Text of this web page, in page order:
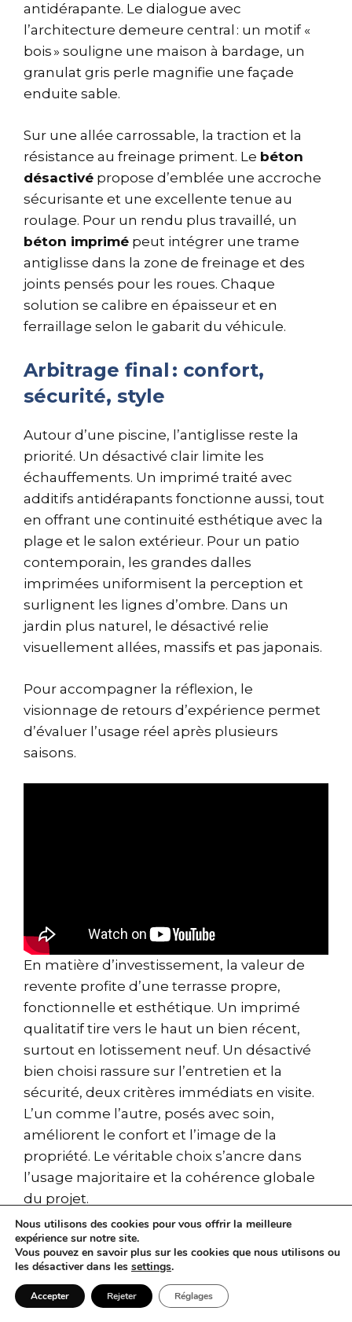
antidérapante. Le dialogue avec
l’architecture demeure central : un motif «
bois » souligne une maison à bardage, un
granulat gris perle magnifie une façade
enduite sable.
Sur une allée carrossable, la traction et la
résistance au freinage priment. Le béton
désactivé propose d’emblée une accroche
sécurisante et une excellente tenue au
roulage. Pour un rendu plus travaillé, un
béton imprimé peut intégrer une trame
antiglisse dans la zone de freinage et des
joints pensés pour les roues. Chaque
solution se calibre en épaisseur et en
ferraillage selon le gabarit du véhicule.
Arbitrage final : confort,
sécurité, style
Autour d’une piscine, l’antiglisse reste la
priorité. Un désactivé clair limite les
échauffements. Un imprimé traité avec
additifs antidérapants fonctionne aussi, tout
en offrant une continuité esthétique avec la
plage et le salon extérieur. Pour un patio
contemporain, les grandes dalles
imprimées uniformisent la perception et
surlignent les lignes d’ombre. Dans un
jardin plus naturel, le désactivé relie
visuellement allées, massifs et pas japonais.
Pour accompagner la réflexion, le
visionnage de retours d’expérience permet
d’évaluer l’usage réel après plusieurs
saisons.
En matière d’investissement, la valeur de
revente profite d’une terrasse propre,
fonctionnelle et esthétique. Un imprimé
qualitatif tire vers le haut un bien récent,
surtout en lotissement neuf. Un désactivé
bien choisi rassure sur l’entretien et la
sécurité, deux critères immédiats en visite.
L’un comme l’autre, posés avec soin,
améliorent le confort et l’image de la
propriété. Le véritable choix s’ancre dans
l’usage majoritaire et la cohérence globale
du projet.
Quel est le meilleur rapport
qualité/prix pour une terrasse
de 40 m² ?
Nous utilisons des cookies pour vous offrir la meilleure
expérience sur notre site.
Vous pouvez en savoir plus sur les cookies que nous utilisons ou
les désactiver dans les settings.
Accepter Rejeter Réglages